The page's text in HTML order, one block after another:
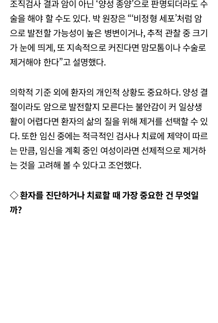
조직검사 결과 암이 아닌 ‘양성 종양’으로 판명되더라도 수
술을 해야 할 수도 있다. 박 원장은 “‘비정형 세포’처럼 암
으로 발전할 가능성이 높은 병변이거나, 추적 관찰 중 크기
가 눈에 띄게, 또 지속적으로 커진다면 맘모톰이나 수술로
제거해야 한다”고 설명했다.
의학적 기준 외에 환자의 개인적 상황도 중요하다. 양성 결
절이라도 암으로 발전할지 모른다는 불안감이 커 일상생
활이 어렵다면 환자의 삶의 질을 위해 제거를 선택할 수 있
다. 또한 임신 중에는 적극적인 검사나 치료에 제약이 따르
는 만큼, 임신을 계획 중인 여성이라면 선제적으로 제거하
는 것을 고려해 볼 수 있다고 조언했다.
◇ 환자를 진단하거나 치료할 때 가장 중요한 건 무엇일
까?